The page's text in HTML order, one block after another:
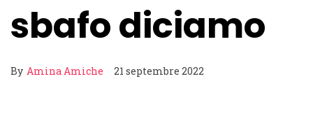
sbafo diciamo
By Amina Amiche 21 septembre 2022